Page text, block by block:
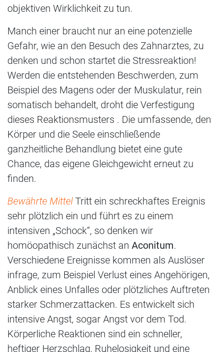
objektiven Wirklichkeit zu tun.
Manch einer braucht nur an eine potenzielle
Gefahr, wie an den Besuch des Zahnarztes, zu
denken und schon startet die Stressreaktion!
Werden die entstehenden Beschwerden, zum
Beispiel des Magens oder der Muskulatur, rein
somatisch behandelt, droht die Verfestigung
dieses Reaktionsmusters . Die umfassende, den
Körper und die Seele einschließende
ganzheitliche Behandlung bietet eine gute
Chance, das eigene Gleichgewicht erneut zu
finden.
Bewährte MittelTritt ein schreckhaftes Ereignis
sehr plötzlich ein und führt es zu einem
intensiven „Schock“, so denken wir
homöopathisch zunächst an Aconitum.
Verschiedene Ereignisse kommen als Auslöser
infrage, zum Beispiel Verlust eines Angehörigen,
Anblick eines Unfalles oder plötzliches Auftreten
starker Schmerzattacken. Es entwickelt sich
intensive Angst, sogar Angst vor dem Tod.
Körperliche Reaktionen sind ein schneller,
heftiger Herzschlag, Ruhelosigkeit und eine